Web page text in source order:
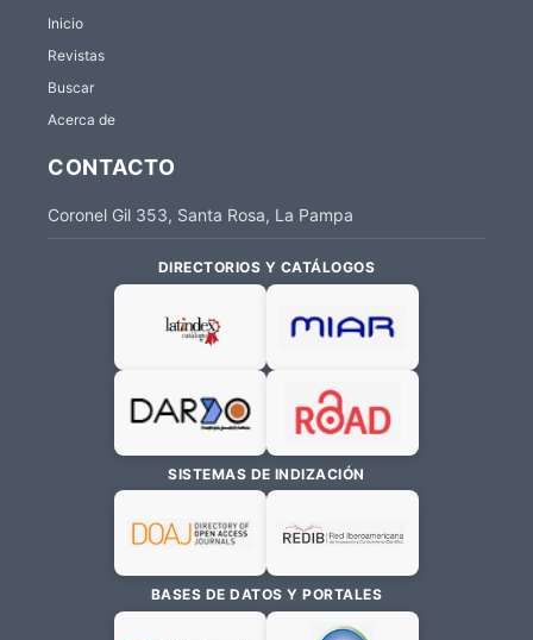
Inicio
Revistas
Buscar
Acerca de
CONTACTO
Coronel Gil 353, Santa Rosa, La Pampa
DIRECTORIOS Y CATÁLOGOS
SISTEMAS DE INDIZACIÓN
BASES DE DATOS Y PORTALES